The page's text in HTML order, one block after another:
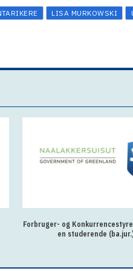
LISA MURKOWSKI
Forbruger- og
en studerende